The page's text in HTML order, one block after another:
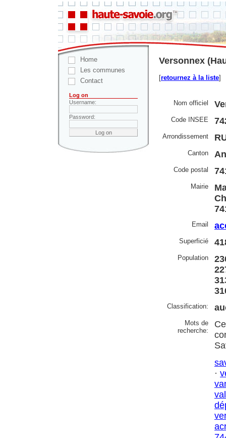
Home
Les communes
Contact
Log on
Username:
Password:
Versonnex
[retournez à la liste]
Nom officiel
Code INSEE
Arrondissement
Canton
Code postal
Mairie
Email
Superficié
Population
Classification:
Mots de
recherche:
·